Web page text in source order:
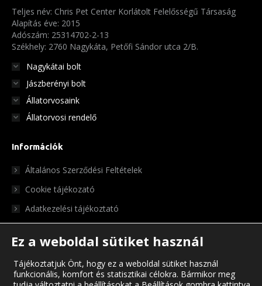
Teljes név: Chris Pet Center Korlátolt Felelősségű Társaság
Alapítás éve: 2015
Adószám: 25314702-2-13
Székhely: 2760 Nagykáta, Petőfi Sándor utca 2/B.
Nagykátai bolt
Jászberényi bolt
Állatorvosaink
Állatorvosi rendelő
Információk
Általános Szerződési Feltételek
Cookie tájékozató
Adatkezelési tájékoztató
Ez a weboldal sütiket használ
Tájékoztatjuk Önt, hogy ez a weboldal sütiket használ
funkcionális, komfort és statisztikai célokra. Bármikor meg